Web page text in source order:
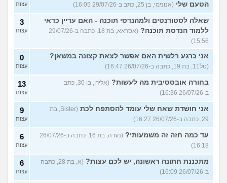
הטעם שלי (אנונימי, בן 25, כתב ב-29/07/26 16:05) עצות
שאלה לסטודנטים ולמהנדסי תוכנה - האם עדיין כדאי
ללמוד הנדסת תוכנה?
(אסראא, בת 18, כתבה ב-29/07/26
15:56)
3
עצות
אני כרגע רלשית האם אפשר לצאת קצונה במשאן?
(טל11, בת 19, כתבה ב-26/07/26 16:47)
0
עצות
בחורה אובססיבית מה לעשות?
(אלירן, בן 30, כתב
ב-26/07/26 16:36)
13
עצות
אני חושדת שאח שלי עומד להסתפח לכת
(Sister, בת
29, כתבה ב-26/07/26 16:27)
9
עצות
עד כמה חזה זה משמעותי?
(נערה, בת 16, כתבה ב-26/07/26
16:18)
6
עצות
מתכננת חתונה ראשונה, יש לכם עצות?
(א, בת 28, כתבה
ב-26/07/26 16:09)
6
עצות